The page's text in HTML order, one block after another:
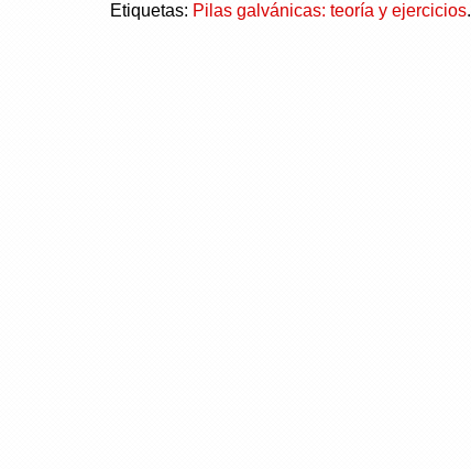
Etiquetas: Pilas galvánicas: teoría y ejercicios.